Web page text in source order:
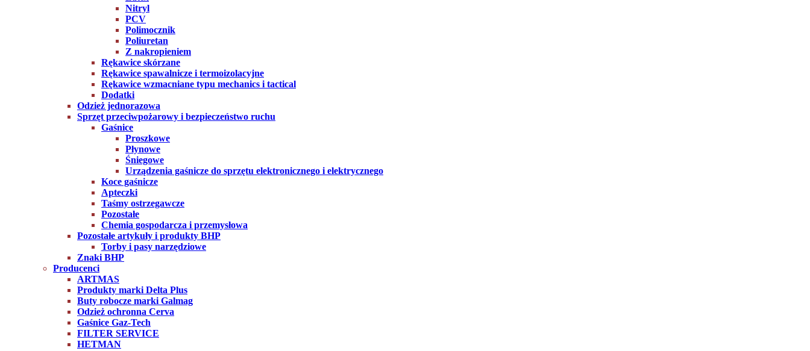
Nitryl
PCV
Polimocznik
Poliuretan
Z nakropieniem
Rękawice skórzane
Rękawice spawalnicze i termoizolacyjne
Rękawice wzmacniane typu mechanics i tactical
Dodatki
Odzież jednorazowa
Sprzęt przeciwpożarowy i bezpieczeństwo ruchu
Gaśnice
Proszkowe
Płynowe
Śniegowe
Urządzenia gaśnicze do sprzętu elektronicznego i elektrycznego
Koce gaśnicze
Apteczki
Taśmy ostrzegawcze
Pozostałe
Chemia gospodarcza i przemysłowa
Pozostałe artykuły i produkty BHP
Torby i pasy narzędziowe
Znaki BHP
Producenci
ARTMAS
Produkty marki Delta Plus
Buty robocze marki Galmag
Odzież ochronna Cerva
Gaśnice Gaz-Tech
FILTER SERVICE
HETMAN